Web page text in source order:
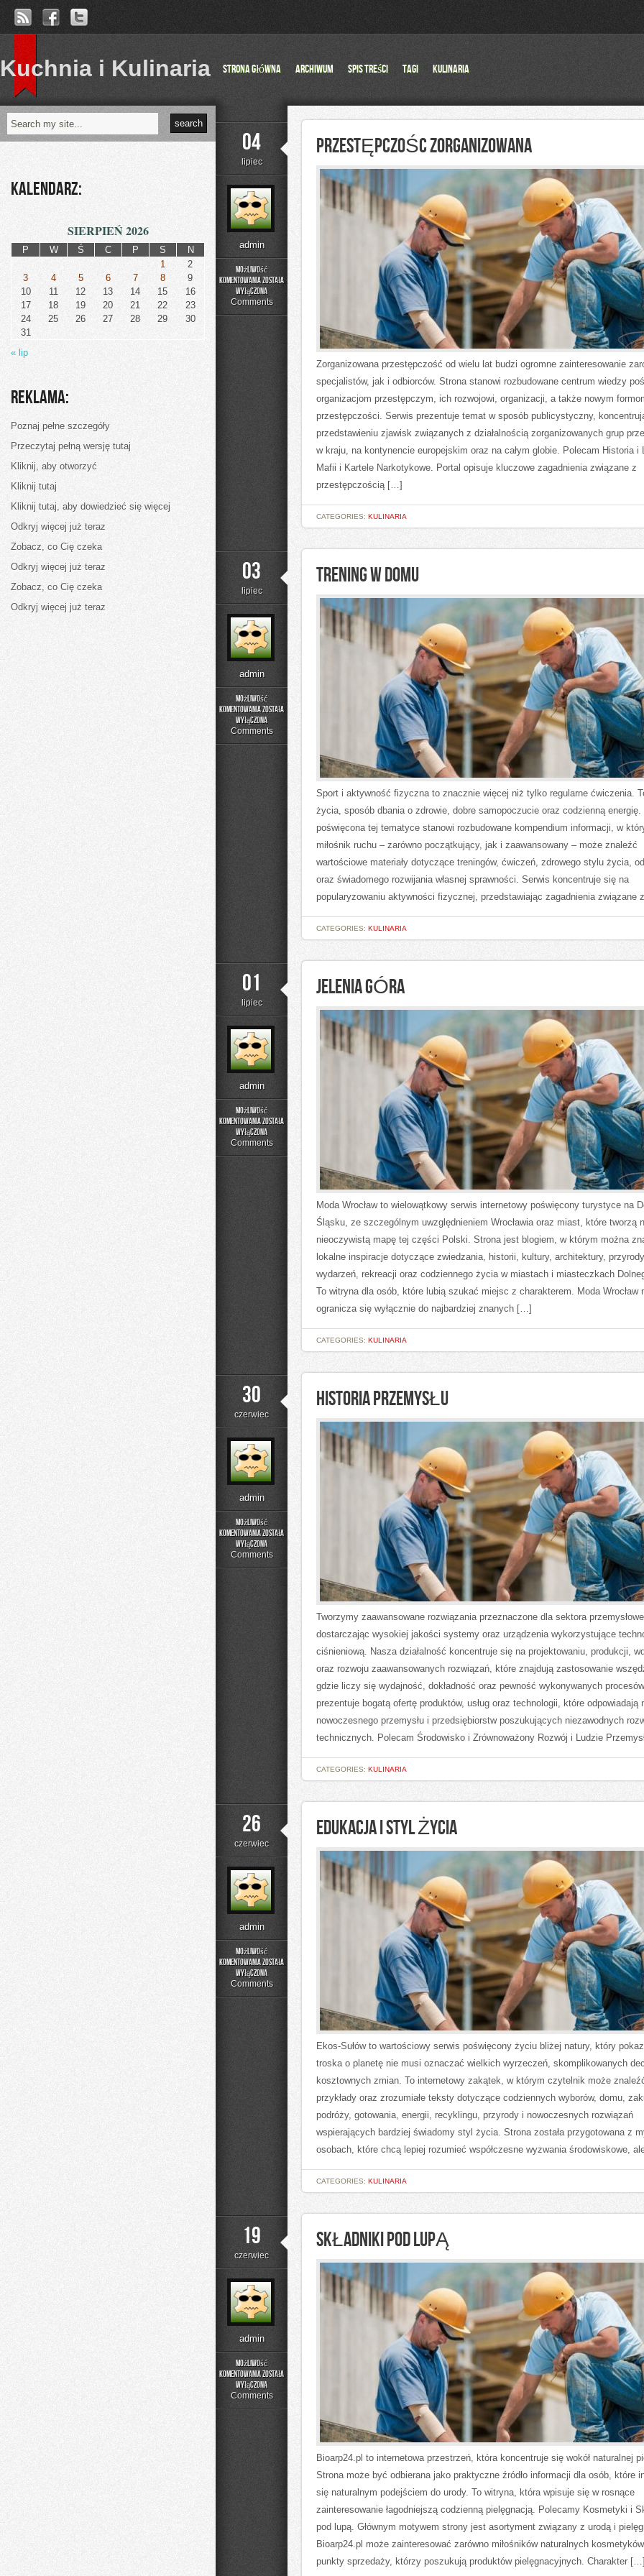
Kuchnia i Kulinaria Strona główna Archiwum Spis Treści Tagi Kulinaria
04
lipiec
admin
Możliwość
komentowania
Przestępczośc
zorganizowana
została
wyłączona
Comments
PRZESTĘPCZOŚC ZORGANIZOWANA
Zorganizowana przestępczość od wielu lat budzi ogromne zainteresowanie
specjalistów, jak i odbiorców. Strona stanowi rozbudowane centrum wiedzy
organizacjom przestępczym, ich rozwojowi, organizacji, a także nowym
przestępczości. Serwis prezentuje temat w sposób publicystyczny,
przedstawieniu zjawisk związanych z działalnością zorganizowanych grup
w kraju, na kontynencie europejskim oraz na całym globie. Polecam Historia i
Mafii i Kartele Narkotykowe. Portal opisuje kluczowe zagadnienia związane z
przestępczością […]
CATEGORIES: KULINARIA
03
lipiec
admin
Możliwość
komentowania
Trening
domu
została
wyłączona
Comments
TRENING W DOMU
Sport i aktywność fizyczna to znacznie więcej niż tylko regularne ćwiczenia.
życia, sposób dbania o zdrowie, dobre samopoczucie oraz codzienną energię.
poświęcona tej tematyce stanowi rozbudowane kompendium informacji, w
miłośnik ruchu – zarówno początkujący, jak i zaawansowany – może znaleźć
wartościowe materiały dotyczące treningów, ćwiczeń, zdrowego stylu życia,
oraz świadomego rozwijania własnej sprawności. Serwis koncentruje się na
popularyzowaniu aktywności fizycznej, przedstawiając zagadnienia związane
CATEGORIES: KULINARIA
01
lipiec
admin
Możliwość
komentowaniazostała
wyłączona
Comments
JELENIA GÓRA
Moda Wrocław to wielowątkowy serwis internetowy poświęcony turystyce na
Śląsku, ze szczególnym uwzględnieniem Wrocławia oraz miast, które tworzą
nieoczywistą mapę tej części Polski. Strona jest blogiem, w którym można
lokalne inspiracje dotyczące zwiedzania, historii, kultury, architektury,
wydarzeń, rekreacji oraz codziennego życia w miastach i miasteczkach
To witryna dla osób, które lubią szukać miejsc z charakterem. Moda Wrocław
ogranicza się wyłącznie do najbardziej znanych […]
CATEGORIES: KULINARIA
30
czerwiec
admin
Możliwość
komentowania
Historia
Przemysłu
została
wyłączona
Comments
HISTORIA PRZEMYSŁU
Tworzymy zaawansowane rozwiązania przeznaczone dla sektora
dostarczając wysokiej jakości systemy oraz urządzenia wykorzystujące
ciśnieniową. Nasza działalność koncentruje się na projektowaniu, produkcji,
oraz rozwoju zaawansowanych rozwiązań, które znajdują zastosowanie
gdzie liczy się wydajność, dokładność oraz pewność wykonywanych
prezentuje bogatą ofertę produktów, usług oraz technologii, które odpowiadają
nowoczesnego przemysłu i przedsiębiorstw poszukujących niezawodnych
technicznych. Polecam Środowisko i Zrównoważony Rozwój i Ludzie
CATEGORIES: KULINARIA
26
czerwiec
admin
Możliwość
komentowania
Edukacja
Styl
została
wyłączona
Comments
EDUKACJA I STYL ŻYCIA
Ekos-Sułów to wartościowy serwis poświęcony życiu bliżej natury, który
troska o planetę nie musi oznaczać wielkich wyrzeczeń, skomplikowanych
kosztownych zmian. To internetowy zakątek, w którym czytelnik może
przykłady oraz zrozumiałe teksty dotyczące codziennych wyborów, domu,
podróży, gotowania, energii, recyklingu, przyrody i nowoczesnych rozwiązań
wspierających bardziej świadomy styl życia. Strona została przygotowana z
osobach, które chcą lepiej rozumieć współczesne wyzwania środowiskowe,
CATEGORIES: KULINARIA
19
czerwiec
admin
Możliwość
komentowania
Składniki
lupą
została
wyłączona
Comments
SKŁADNIKI POD LUPĄ
Bioarp24.pl to internetowa przestrzeń, która koncentruje się wokół naturalnej
Strona może być odbierana jako praktyczne źródło informacji dla osób, które
się naturalnym podejściem do urody. To witryna, która wpisuje się w rosnące
zainteresowanie łagodniejszą codzienną pielęgnacją. Polecamy Kosmetyki i
pod lupą. Głównym motywem strony jest asortyment związany z urodą i
Bioarp24.pl może zainteresować zarówno miłośników naturalnych
punkty sprzedaży, którzy poszukują produktów pielęgnacyjnych. Charakter
Kalendarz:
SIERPIEŃ 2026
P W Ś C P S
N
1
2
3
4 5 6 7 8
9
10
11 12 13 14 15
16
17
18 19 20 21 22
23
24
25 26 27 28 29
30
31
« lip
Reklama:
Poznaj pełne szczegóły
Przeczytaj pełną wersję tutaj
Kliknij, aby otworzyć
Kliknij tutaj
Kliknij tutaj, aby dowiedzieć się więcej
Odkryj więcej już teraz
Zobacz, co Cię czeka
Odkryj więcej już teraz
Zobacz, co Cię czeka
Odkryj więcej już teraz